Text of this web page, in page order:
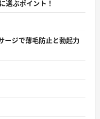
選ぶポイント！
ージで薄毛防止と勃起力